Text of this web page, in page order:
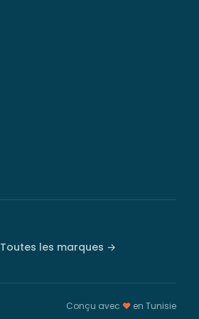
Toutes les marques →
Conçu avec ♥ en Tunisie